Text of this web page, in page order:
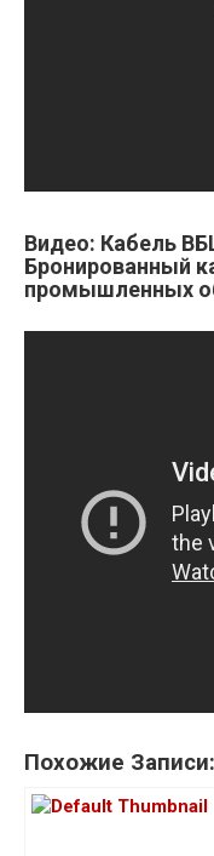
Видео: Кабель
Бронированный
промышленных
Похожие Записи: